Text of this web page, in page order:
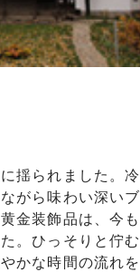
揺られました。冷
がら味わい深いブ
金装飾品は、今も
。ひっそりと佇む
かな時間の流れを